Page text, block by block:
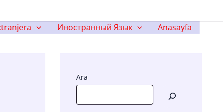
Иностранный Язык Anasayfa
Ara